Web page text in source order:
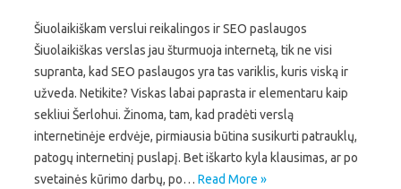
Šiuolaikiškam verslui reikalingos ir SEO paslaugos
Šiuolaikiškas verslas jau šturmuoja internetą, tik ne visi
supranta, kad SEO paslaugos yra tas variklis, kuris viską ir
užveda. Netikite? Viskas labai paprasta ir elementaru kaip
sekliui Šerlohui. Žinoma, tam, kad pradėti verslą
internetinėje erdvėje, pirmiausia būtina susikurti patrauklų,
patogų internetinį puslapį. Bet iškarto kyla klausimas, ar po
svetainės kūrimo darbų, po… Read More »